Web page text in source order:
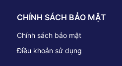
CHÍNH SÁCH BẢO MẬT
Chính sách bảo mật
Điều khoản sử dụng